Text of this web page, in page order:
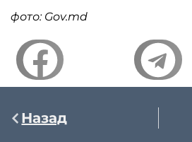
фото: Gov.md
Назад